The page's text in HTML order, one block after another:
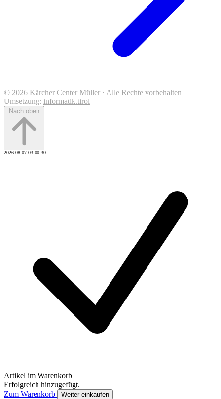
© 2026 Kärcher Center Müller · Alle Rechte vorbehalten
Umsetzung: informatik.tirol
Nach oben
2026-08-07 03:00:30
Artikel im Warenkorb
Erfolgreich hinzugefügt.
Zum Warenkorb
Weiter einkaufen